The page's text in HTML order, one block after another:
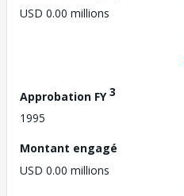
USD 0.00 millions
Approbation FY3
1995
Montant engagé
USD 0.00 millions